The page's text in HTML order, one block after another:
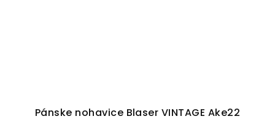
Pánske nohavice Blaser VINTAGE Ake22